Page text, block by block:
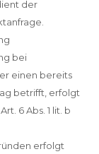
der
bei
einen bereits
betrifft, erfolgt
6 Abs. 1 lit. b
erfolgt